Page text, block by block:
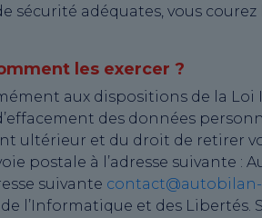
sécurité adéquates, vous
les exercer ?
aux dispositions de la
des données
ultérieur et du droit de retirer
postale à l’adresse suivante :
suivante contact@autobilan-
l’Informatique et des